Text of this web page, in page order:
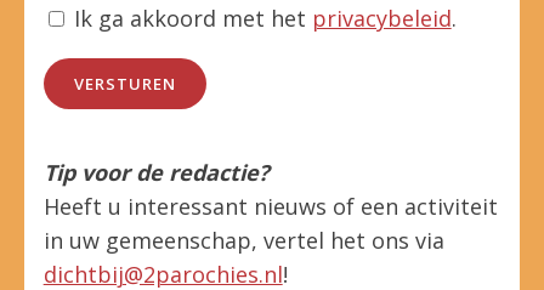
Ik ga akkoord met het privacybeleid.
VERSTUREN
Tip voor de redactie?
Heeft u interessant nieuws of een activiteit
in uw gemeenschap, vertel het ons via
dichtbij@2parochies.nl!